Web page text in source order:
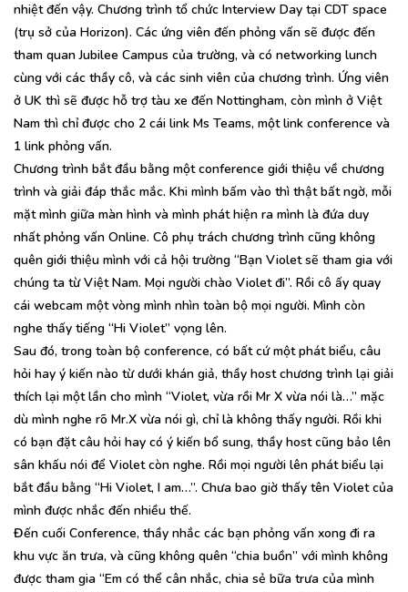
nhiệt đến vậy. Chương trình tổ chức Interview Day tại CDT space
(trụ sở của Horizon). Các ứng viên đến phỏng vấn sẽ được đến
tham quan Jubilee Campus của trường, và có networking lunch
cùng với các thầy cô, và các sinh viên của chương trình. Ứng viên
ở UK thì sẽ được hỗ trợ tàu xe đến Nottingham, còn mình ở Việt
Nam thì chỉ được cho 2 cái link Ms Teams, một link conference và
1 link phỏng vấn.
Chương trình bắt đầu bằng một conference giới thiệu về chương
trình và giải đáp thắc mắc. Khi mình bấm vào thì thật bất ngờ, mỗi
mặt mình giữa màn hình và mình phát hiện ra mình là đứa duy
nhất phỏng vấn Online. Cô phụ trách chương trình cũng không
quên giới thiệu mình với cả hội trường “Bạn Violet sẽ tham gia với
chúng ta từ Việt Nam. Mọi người chào Violet đi”. Rồi cô ấy quay
cái webcam một vòng mình nhìn toàn bộ mọi người. Mình còn
nghe thấy tiếng “Hi Violet” vọng lên.
Sau đó, trong toàn bộ conference, có bất cứ một phát biểu, câu
hỏi hay ý kiến nào từ dưới khán giả, thầy host chương trình lại giải
thích lại một lần cho mình “Violet, vừa rồi Mr X vừa nói là…” mặc
dù mình nghe rõ Mr.X vừa nói gì, chỉ là không thấy người. Rồi khi
có bạn đặt câu hỏi hay có ý kiến bổ sung, thầy host cũng bảo lên
sân khấu nói để Violet còn nghe. Rồi mọi người lên phát biểu lại
bắt đầu bằng “Hi Violet, I am…”. Chưa bao giờ thấy tên Violet của
mình được nhắc đến nhiều thế.
Đến cuối Conference, thầy nhắc các bạn phỏng vấn xong đi ra
khu vực ăn trưa, và cũng không quên “chia buồn” với mình không
được tham gia “Em có thể cân nhắc, chia sẻ bữa trưa của mình